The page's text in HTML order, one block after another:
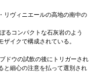
リヴィニエールの高地の南中の
るコンパクトな石灰岩のよう
イクで構成されている。
ドウの試飲の後にトリガーされ
と細心の注意を払って選別され